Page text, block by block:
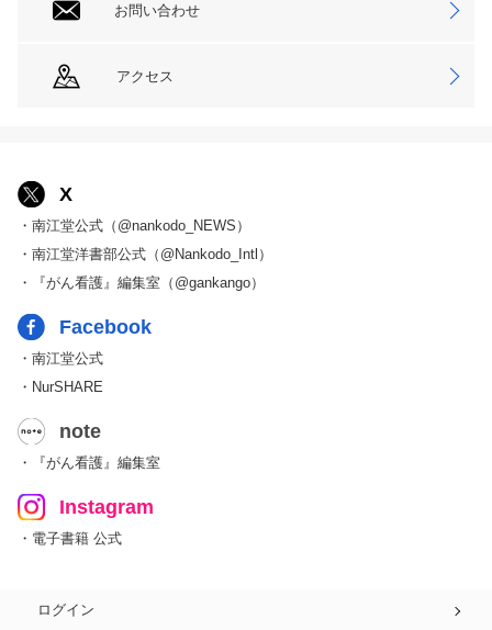
お問い合わせ
アクセス
X
・南江堂公式（@nankodo_NEWS）
・南江堂洋書部公式（@Nankodo_Intl）
・『がん看護』編集室（@gankango）
Facebook
・南江堂公式
・NurSHARE
note
・『がん看護』編集室
Instagram
・電子書籍 公式
ログイン